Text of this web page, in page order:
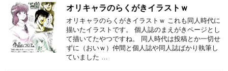
オリキャラのらくがきイラストｗ
オリキャラのらくがきイラストｗ これも同人時代に
描いたイラストです。 個人誌のまえがきページとし
て描いてたやつですね。 同人時代は投稿とか一切せ
ずに（おいｗ）仲間と個人誌や同人誌ばかり執筆し
ていました …